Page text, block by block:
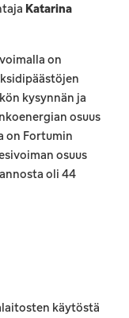
Katarina
on
kysynnän ja
osuus
on Fortumin
osuus
oli 44
käytöstä